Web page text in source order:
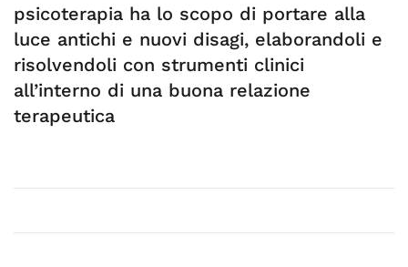
psicoterapia ha lo scopo di portare alla
luce antichi e nuovi disagi, elaborandoli e
risolvendoli con strumenti clinici
all’interno di una buona relazione
terapeutica